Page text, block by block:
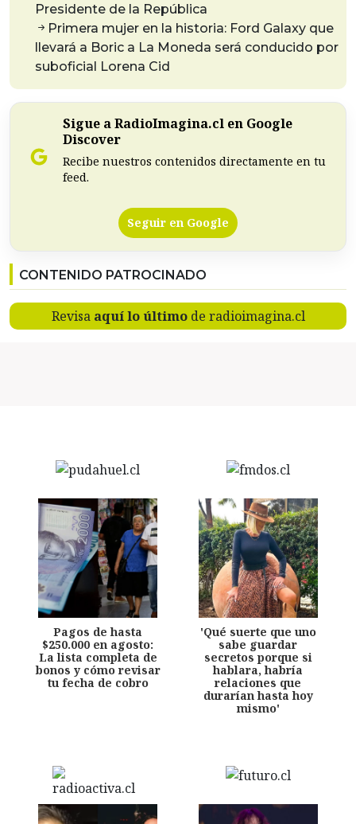
Presidente de la República
Primera mujer en la historia: Ford Galaxy que
llevará a Boric a La Moneda será conducido por
suboficial Lorena Cid
Sigue a RadioImagina.cl en Google
Discover
Recibe nuestros contenidos directamente en tu
feed.
Seguir en Google
CONTENIDO PATROCINADO
Revisa aquí lo últimode radioimagina.cl
Pagos de hasta
$250.000 en agosto:
La lista completa de
bonos y cómo revisar
tu fecha de cobro
'Qué suerte que uno
sabe guardar
secretos porque si
hablara, habría
relaciones que
durarían hasta hoy
mismo'